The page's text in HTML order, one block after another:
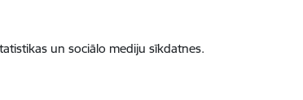
un sociālo mediju sīkdatnes.